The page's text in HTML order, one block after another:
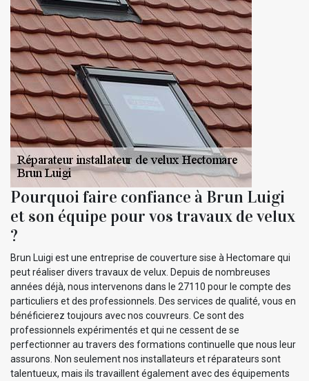
Pourquoi faire confiance à Brun Luigi
et son équipe pour vos travaux de velux
?
Brun Luigi est une entreprise de couverture sise à Hectomare qui
peut réaliser divers travaux de velux. Depuis de nombreuses
années déjà, nous intervenons dans le 27110 pour le compte des
particuliers et des professionnels. Des services de qualité, vous en
bénéficierez toujours avec nos couvreurs. Ce sont des
professionnels expérimentés et qui ne cessent de se
perfectionner au travers des formations continuelle que nous leur
assurons. Non seulement nos installateurs et réparateurs sont
talentueux, mais ils travaillent également avec des équipements